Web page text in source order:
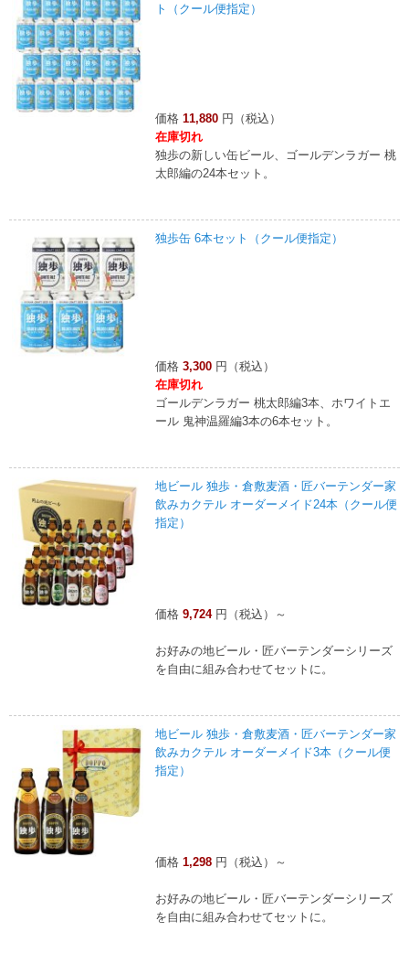
ト（クール便指定）
価格 11,880 円（税込）
在庫切れ
独歩の新しい缶ビール、ゴールデンラガー 桃
太郎編の24本セット。
独歩缶 6本セット（クール便指定）
価格 3,300 円（税込）
在庫切れ
ゴールデンラガー 桃太郎編3本、ホワイトエ
ール 鬼神温羅編3本の6本セット。
地ビール 独歩・倉敷麦酒・匠バーテンダー家
飲みカクテル オーダーメイド24本（クール便
指定）
価格 9,724円（税込）～
お好みの地ビール・匠バーテンダーシリーズ
を自由に組み合わせてセットに。
地ビール 独歩・倉敷麦酒・匠バーテンダー家
飲みカクテル オーダーメイド3本（クール便
指定）
価格 1,298 円（税込）～
お好みの地ビール・匠バーテンダーシリーズ
を自由に組み合わせてセットに。